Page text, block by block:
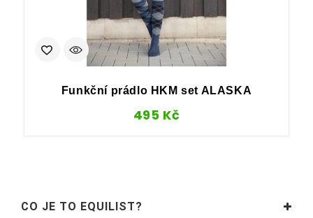
Funkční prádlo HKM set ALASKA
495 Kč
CO JE TO EQUILIST?